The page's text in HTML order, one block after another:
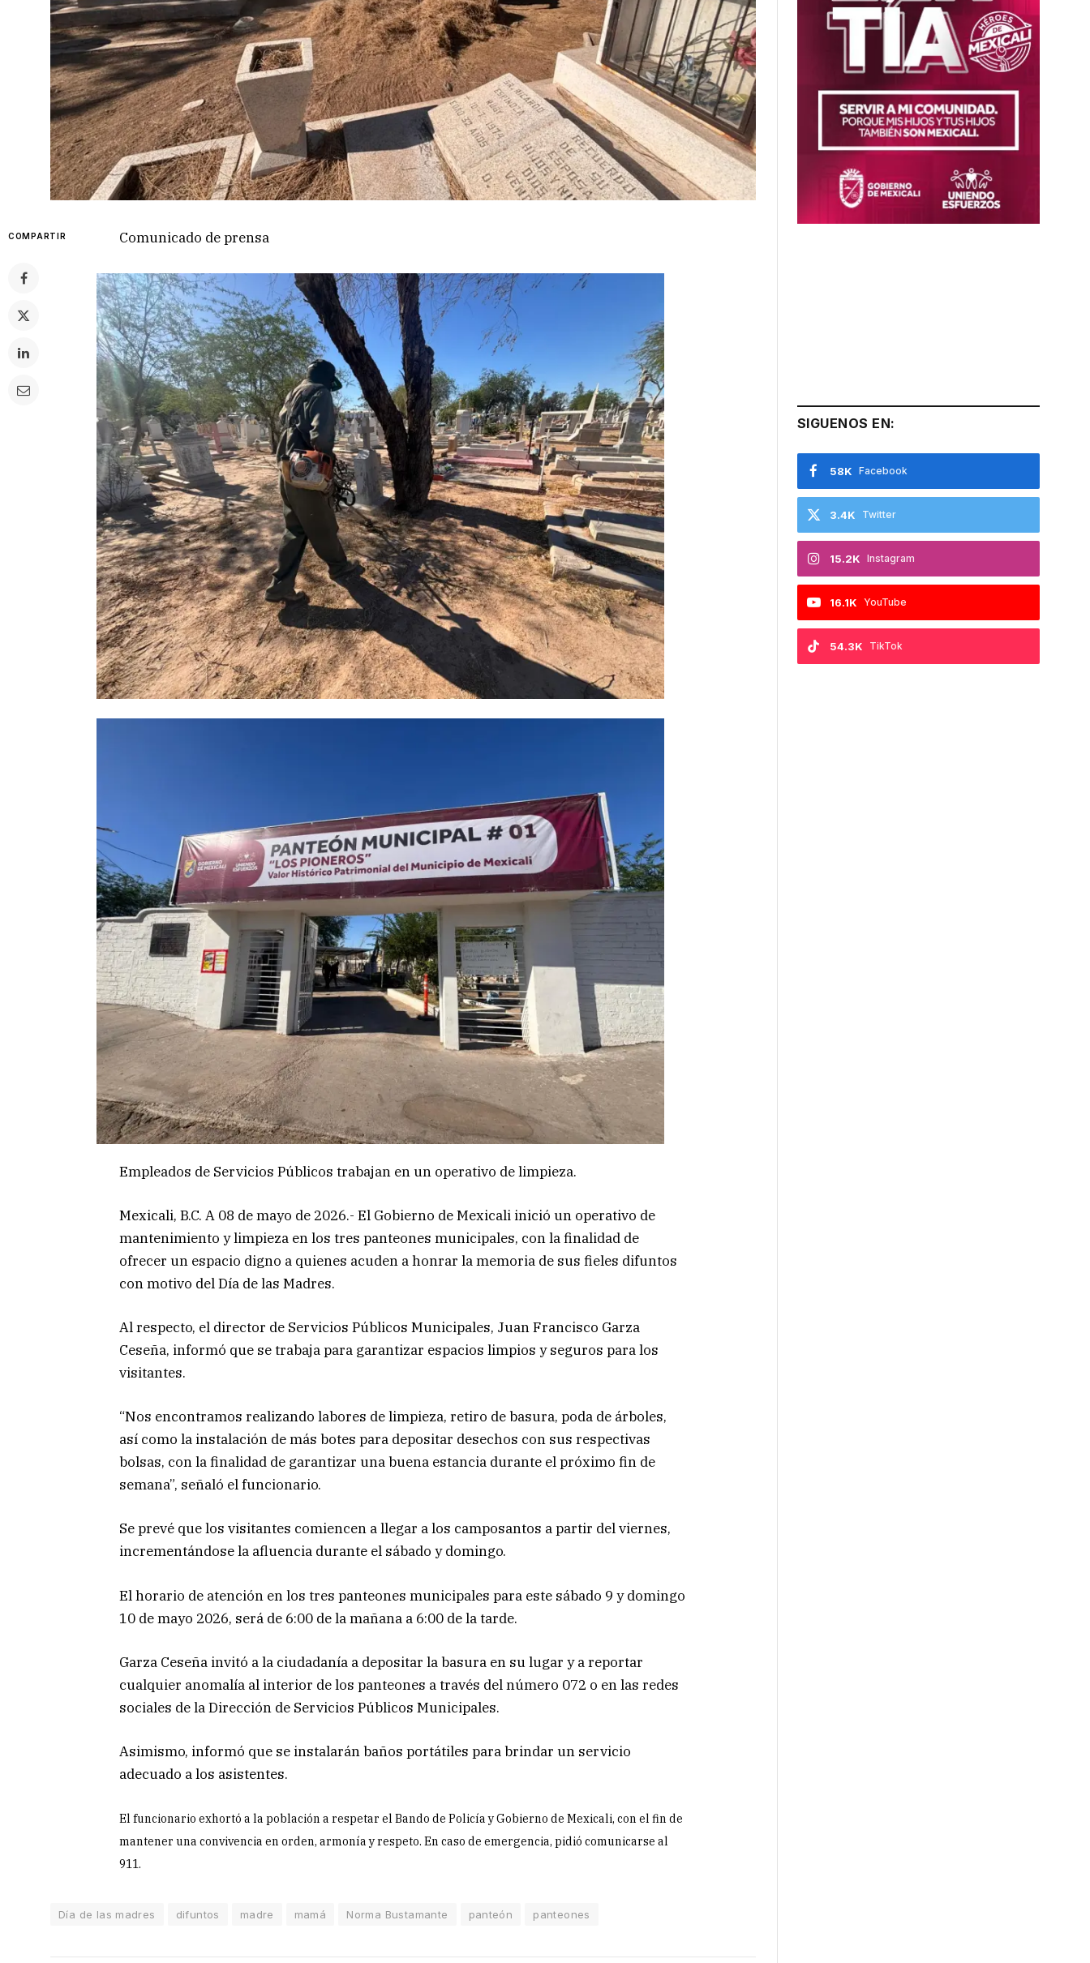
COMPARTIR Comunicado de prensa
Empleados de Servicios Públicos trabajan en un operativo de limpieza.
Mexicali, B.C. A 08 de mayo de 2026.- El Gobierno de Mexicali inició un operativo de
mantenimiento y limpieza en los tres panteones municipales, con la finalidad de
ofrecer un espacio digno a quienes acuden a honrar la memoria de sus fieles difuntos
con motivo del Día de las Madres.
Al respecto, el director de Servicios Públicos Municipales, Juan Francisco Garza
Ceseña, informó que se trabaja para garantizar espacios limpios y seguros para los
visitantes.
“Nos encontramos realizando labores de limpieza, retiro de basura, poda de árboles,
así como la instalación de más botes para depositar desechos con sus respectivas
bolsas, con la finalidad de garantizar una buena estancia durante el próximo fin de
semana”, señaló el funcionario.
Se prevé que los visitantes comiencen a llegar a los camposantos a partir del viernes,
incrementándose la afluencia durante el sábado y domingo.
El horario de atención en los tres panteones municipales para este sábado 9 y domingo
10 de mayo 2026, será de 6:00 de la mañana a 6:00 de la tarde.
Garza Ceseña invitó a la ciudadanía a depositar la basura en su lugar y a reportar
cualquier anomalía al interior de los panteones a través del número 072 o en las redes
sociales de la Dirección de Servicios Públicos Municipales.
Asimismo, informó que se instalarán baños portátiles para brindar un servicio
adecuado a los asistentes.
El funcionario exhortó a la población a respetar el Bando de Policía y Gobierno de Mexicali, con el fin de
mantener una convivencia en orden, armonía y respeto. En caso de emergencia, pidió comunicarse al
911.
Día de las madres difuntos madre mamá Norma Bustamante panteón panteones
SIGUENOS EN:
Facebook
58K
Twitter
3.4K
Instagram
15.2K
YouTube
16.1K
TikTok
54.3K